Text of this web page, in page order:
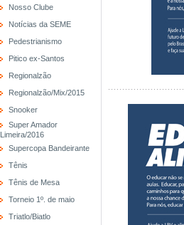
Nosso Clube
Notícias da SEME
Pedestrianismo
Pitico ex-Santos
Regionalzão
Regionalzão/Mix/2015
Snooker
Super Amador
Limeira/2016
Supercopa Bandeirante
Tênis
Tênis de Mesa
Torneio 1º. de maio
Triatlo/Biatlo